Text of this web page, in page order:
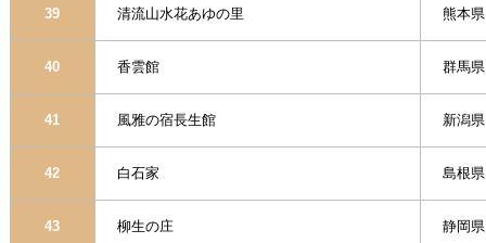
39 清流山水花あゆの里 熊本
40 香雲館 群馬
41 風雅の宿長生館 新潟
42 白石家 島根
43 柳生の庄 静岡